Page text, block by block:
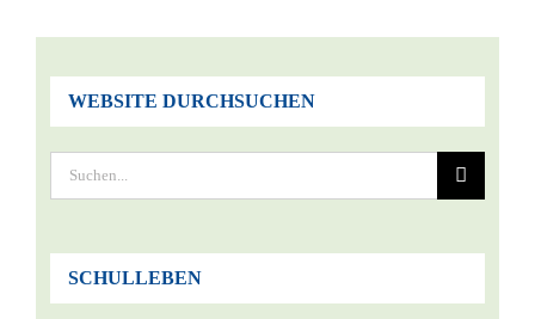
WEBSITE DURCHSUCHEN
Suche
nach:
SCHULLEBEN